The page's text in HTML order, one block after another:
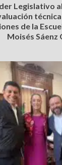
Legislativo
de la
Moisés Sáenz